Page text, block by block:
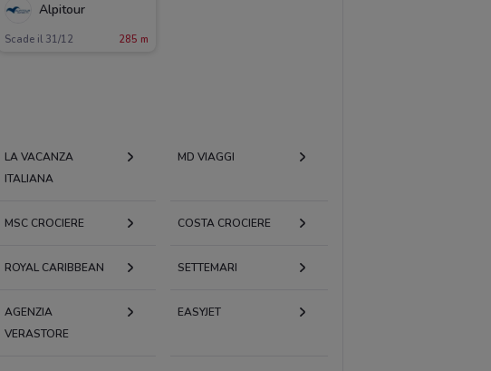
Alpitour
Scade il 31/12 285 m
LA VACANZA
ITALIANA
MD VIAGGI
MSC CROCIERE COSTA CROCIERE
ROYAL CARIBBEAN SETTEMARI
AGENZIA
VERASTORE
EASYJET